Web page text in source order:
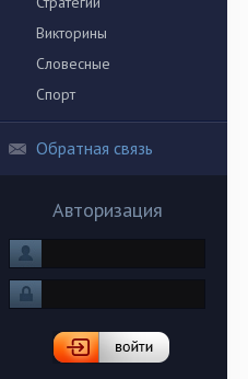
Викторины
Словесные
Спорт
Обратная связь
Авторизация